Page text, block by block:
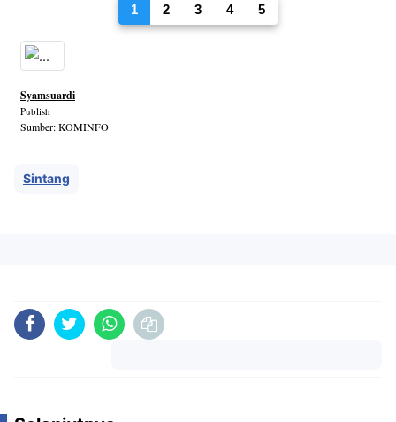
1 2 3 4 5
Syamsuardi
Publish
Sumber: KOMINFO
Sintang